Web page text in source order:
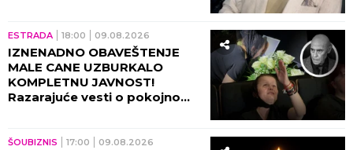
ESTRADA 18:00 09.08.2026
IZNENADNO OBAVEŠTENJE
MALE CANE UZBURKALO
KOMPLETNU JAVNOST!
Razarajuće vesti o pokojnom
ŠOUBIZNIS 17:00 09.08.2026